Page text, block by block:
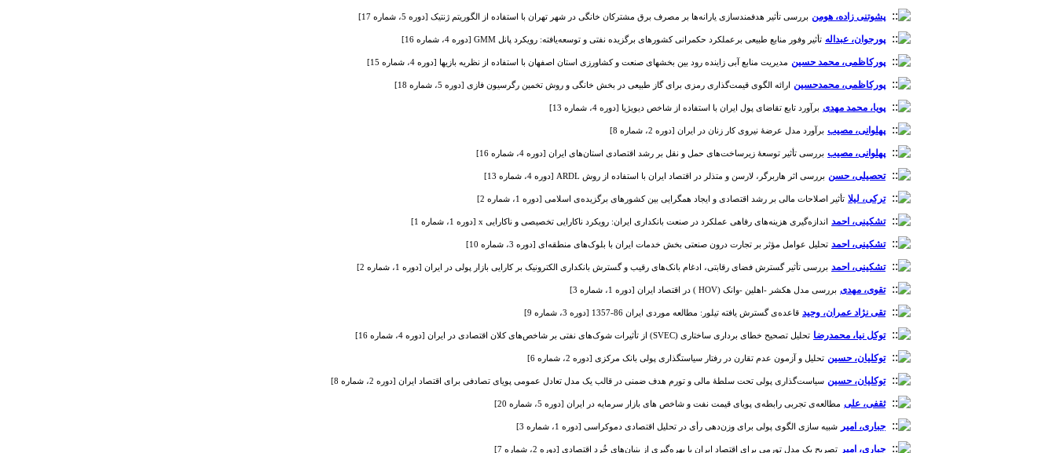
پشوتنی زاده، هومن بررسی تأثیر هدفمندسازی یارانه‌ها بر مصرف برق مشترکان خانگی در شهر تهران با استفاده از الگوریتم ژنتیک [دوره 5، شماره 17]
پورجوان، عبداله تأثیر وفور منابع طبیعی برعملکرد حکمرانی کشورهای برگزیده نفتی و توسعه‌یافته: رویکرد پانل GMM [دوره 4، شماره 16]
پورکاظمی، محمد حسین مدیریت منابع آبی زاینده رود بین بخش‎های صنعت و کشاورزی استان اصفهان با استفاده از نظریه بازی‎ها [دوره 4، شماره 15]
پورکاظمی، محمدحسین ارائه الگوی قیمت‌گذاری رمزی برای گاز طبیعی در بخش خانگی و روش تخمین رگرسیون فازی [دوره 5، شماره 18]
پویا، محمد مهدی برآورد تابع تقاضای پول ایران با استفاده از شاخص دیویژیا [دوره 4، شماره 13]
پهلوانی، مصیب برآورد مدل عرضۀ نیروی کار زنان در ایران [دوره 2، شماره 8]
پهلوانی، مصیب بررسی تأثیر توسعۀ زیرساخت‌های حمل و نقل بر رشد اقتصادی استان‌های ایران [دوره 4، شماره 16]
تحصیلی، حسن بررسی اثر هاربرگر، لارسن و متذلر در اقتصاد ایران با استفاده از روش ARDL [دوره 4، شماره 13]
ترکی، لیلا تأثیر اصلاحات مالی بر رشد اقتصادی و ایجاد همگرایی بین کشورهای برگزیده‌ی اسلامی [دوره 1، شماره 2]
تشکینی، احمد اندازه‌گیری هزینه‌های رفاهی عملکرد در صنعت بانکداری ایران: رویکرد ناکارایی تخصیصی و ناکارایی x [دوره 1، شماره 1]
تشکینی، احمد تحلیل عوامل مؤثر بر تجارت درون صنعتی بخش خدمات ایران با بلوک‌های منطقه‌ای [دوره 3، شماره 10]
تشکینی، احمد بررسی تأثیر گسترش فضای رقابتی، ادغام بانک‌های رقیب و گسترش بانکداری الکترونیک بر کارایی بازار پولی در ایران [دوره 1، شماره 2]
تقوی، مهدی بررسی مدل هکشر -اهلین -وانک (HOV ) در اقتصاد ایران [دوره 1، شماره 3]
تقی نژاد عمران، وحید قاعده‌ی گسترش یافته تیلور: مطالعه موردی ایران 86-1357 [دوره 3، شماره 9]
توکل نیا، محمدرضا تحلیل تصحیح خطای برداری ساختاری (SVEC) از تأثیرات شوک‌های نفتی بر شاخص‌های کلان اقتصادی در ایران [دوره 4، شماره 16]
توکلیان، حسین تحلیل و آزمون عدم تقارن در رفتار سیاستگذاری پولی بانک مرکزی [دوره 2، شماره 6]
توکلیان، حسین سیاست‌گذاری پولی تحت سلطۀ مالی و تورم هدف ضمنی در قالب یک مدل تعادل عمومی پویای تصادفی برای اقتصاد ایران [دوره 2، شماره 8]
ثقفی، علی مطالعه‌ی تجربی رابطه‌ی پویای قیمت نفت و شاخص های بازار سرمایه‌ در ایران [دوره 5، شماره 20]
جباری، امیر شبیه سازی الگوی پولی برای وزن‌دهی رأی در تحلیل اقتصادی دموکراسی [دوره 1، شماره 3]
جباری، امیر تصریح یک مدل تورمی برای اقتصاد ایران با بهره‌گیری از بنیان‌های خُرد اقتصادی [دوره 2، شماره 7]